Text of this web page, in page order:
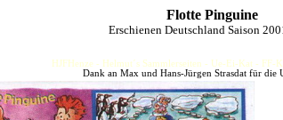
Flotte Pinguine
Erschienen Deutschland Saison
HJFHenze - Helmut´s Sammlerseiten - Ue-Ei-Kat - FF-
Dank an Max und Hans-Jürgen Strasdat für die